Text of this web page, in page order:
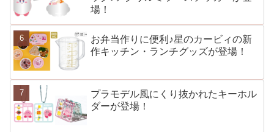
場！
お弁当作りに便利♪星のカービィの新
作キッチン・ランチグッズが登場！
プラモデル風にくり抜かれたキーホル
ダーが登場！